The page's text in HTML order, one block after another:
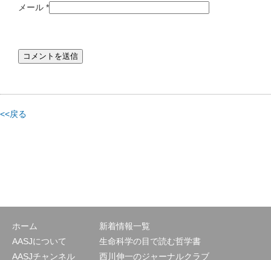
メール *
<<戻る
ホーム
AASJについて
AASJチャンネル
新着情報一覧
生命科学の目で読む哲学書
西川伸一のジャーナルクラブ